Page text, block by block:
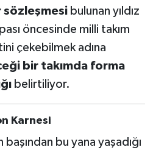
sözleşmesibulunan yıldız
öncesinde milli takım
çekebilmek adına
bir takımda forma
belirtiliyor.
Karnesi
bu yana yaşadığı